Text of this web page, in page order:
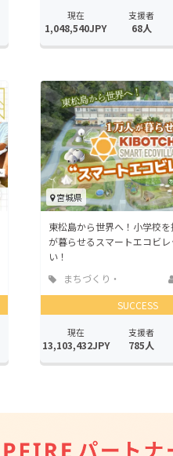
現在
1,048,540JPY
支援者
68人
宮城県
東松島から世界へ！小学校
が暮らせるスマートエコビ
い！
まちづくり・
地域活性化
SUCCESS
現在
13,103,432JPY
支援者
785人